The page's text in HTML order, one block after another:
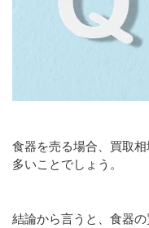
食器を売る場合、買取
多いことでしょう。
結論から言うと、食器の